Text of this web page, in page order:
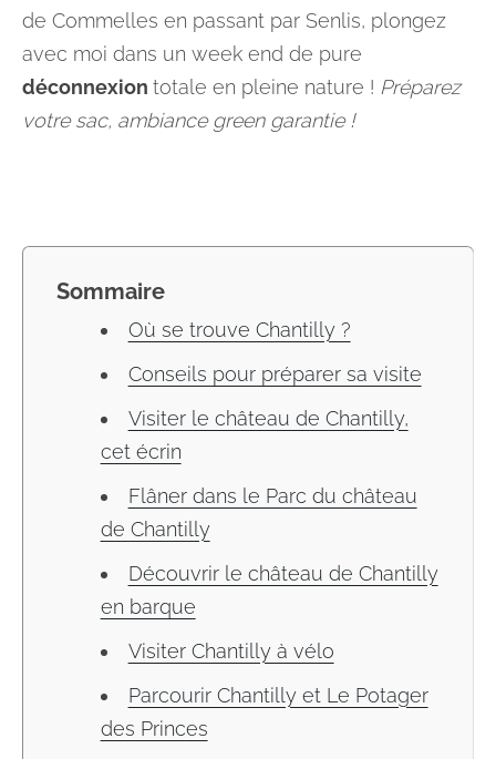
de Commelles en passant par Senlis, plongez
avec moi dans un week end de pure
déconnexion totale en pleine nature ! Préparez
votre sac, ambiance green garantie !
Sommaire
Où se trouve Chantilly ?
Conseils pour préparer sa visite
Visiter le château de Chantilly,
cet écrin
Flâner dans le Parc du château
de Chantilly
Découvrir le château de Chantilly
en barque
Visiter Chantilly à vélo
Parcourir Chantilly et Le Potager
des Princes